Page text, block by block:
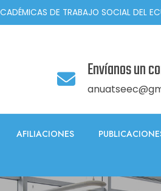
DE TRABAJO SOCIAL DEL
Envíanos un
AFILIACIONES